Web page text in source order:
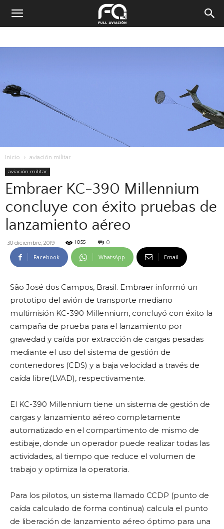
Inicio aviación militar
aviación militar
Embraer KC-390 Millennium
concluye con éxito pruebas de
lanzamiento aéreo
30 diciembre, 2019 1055 0
Facebook WhatsApp Email
São José dos Campos, Brasil. Embraer informó un
prototipo del avión de transporte mediano
multimisión KC-390 Millennium, concluyó con éxito la
campaña de prueba para el lanzamiento por
gravedad y caída por extracción de cargas pesadas
mediante el uso del sistema de gestión de
contenedores (CDS) y a baja velocidad a través de
caída libre(LVAD), respectivamente.
El KC-390 Millennium tiene un sistema de gestión de
cargas y lanzamiento aéreo completamente
automatizado en el compartimento de mismo de
estibaje, donde un operador puede realizar todas las
actividades, al tiempo que reduce el volumen de
trabajo y optimiza la operatoria.
Para los pilotos, un sistema llamado CCDP (punto de
caída calculado de forma continua) calcula el punto
de liberación de lanzamiento aéreo óptimo para una